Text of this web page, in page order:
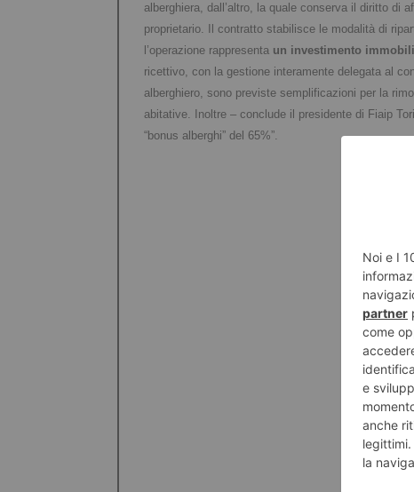
alberghiera, dall’altro, la quale conserva il diritto di
proprietario. Il contratto stabilisce le modalità di
l’operazione rappresenta un investimento
ricettivo, con la gestione interamente delegata al
alberghiero, sono previste semplificazioni per la
abitative. Inoltre – conclude il presidente di Fiaip
“bonus alberghi” del 65%”.